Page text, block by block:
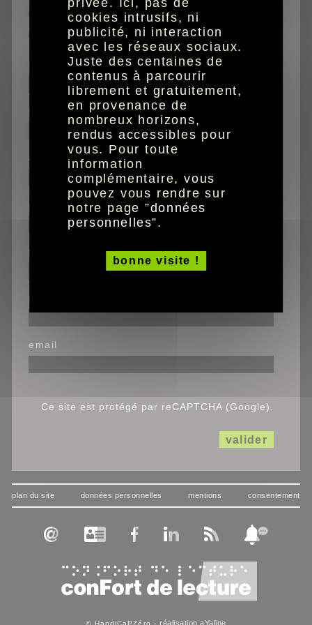
caractères agrandis
audio
prénom
adresse
code postal
ville
email
Ce site est protégé par reCAPTCHA (Google).
valider
plan du site données personnelles mentions consentement
© HandiCaPZéro -réalisation aYaline
privée. Ici, pas de
cookies intrusifs, ni
publicité, ni interaction
avec les réseaux sociaux.
Juste des centaines de
contenus à parcourir
librement et gratuitement,
en provenance de
nombreux horizons,
rendus accessibles pour
vous. Pour toute
information
complémentaire, vous
pouvez vous rendre sur
notre page ”données
personnelles”.
bonne visite !